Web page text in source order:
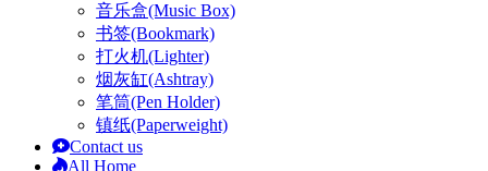
音乐盒(Music Box)
书签(Bookmark)
打火机(Lighter)
烟灰缸(Ashtray)
笔筒(Pen Holder)
镇纸(Paperweight)
Contact us
All Home